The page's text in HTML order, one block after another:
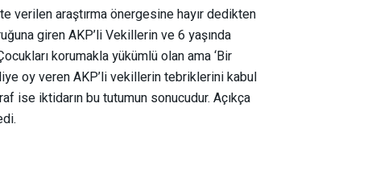
verilen araştırma önergesine hayır dedikten
giren AKP’li Vekillerin ve 6 yaşında
korumakla yükümlü olan ama ‘Bir
oy veren AKP’li vekillerin tebriklerini kabul
ise iktidarın bu tutumun sonucudur. Açıkça